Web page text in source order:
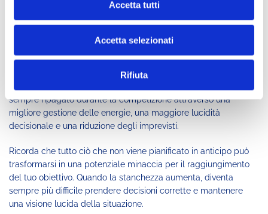
Accetta tutti
Accetta selezionati
Rifiuta
Conclusione
analisi e numerose prove sul campo.
Tuttavia il tempo investito nella pianificazione viene quasi
sempre ripagato durante la competizione attraverso una
migliore gestione delle energie, una maggiore lucidità
decisionale e una riduzione degli imprevisti.
Ricorda che tutto ciò che non viene pianificato in anticipo può
trasformarsi in una potenziale minaccia per il raggiungimento
del tuo obiettivo. Quando la stanchezza aumenta, diventa
sempre più difficile prendere decisioni corrette e mantenere
una visione lucida della situazione.